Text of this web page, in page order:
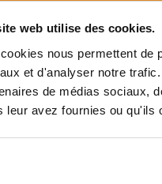
web utilise des cookies.
nous permettent de
et d'analyser notre
de médias sociaux,
leur avez fournies ou qu'ils
développer votre
récente.